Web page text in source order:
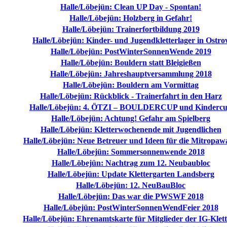
Halle/Löbejün: Clean UP Day - Spontan!
Halle/Löbejün: Holzberg in Gefahr!
Halle/Löbejün: Trainerfortbildung 2019
Halle/Löbejün: Kinder- und Jugendkletterlager in
Halle/Löbejün: PostWinterSonnenWende 2019
Halle/Löbejün: Bouldern statt Bleigießen
Halle/Löbejün: Jahreshauptversammlung 2018
Halle/Löbejün: Bouldern am Vormittag
Halle/Löbejün: Rückblick - Trainerfahrt in den Harz
Halle/Löbejün: 4. ÖTZI – BOULDERCUP und
Halle/Löbejün: Achtung! Gefahr am Spielberg
Halle/Löbejün: Kletterwochenende mit Jugendlichen
Halle/Löbejün: Neue Betreuer und Ideen für die
Halle/Löbejün: Sommersonnenwende 2018
Halle/Löbejün: Nachtrag zum 12. Neubaubloc
Halle/Löbejün: Update Klettergarten Landsberg
Halle/Löbejün: 12. NeuBauBloc
Halle/Löbejün: Das war die PWSWF 2018
Halle/Löbejün: PostWinterSonnenWendFeier 2018
Halle/Löbejün: Ehrenamtskarte für Mitglieder der IG-